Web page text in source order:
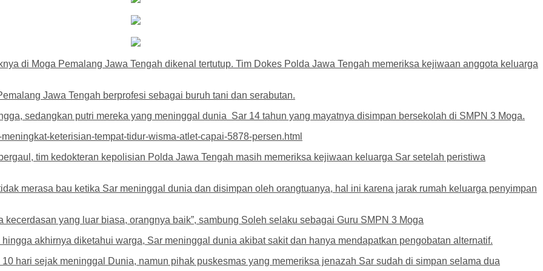
di Moga Pemalang Jawa Tengah dikenal tertutup. Tim Dokes Polda Jawa Tengah memeriksa kejiwaan anggota keluarga
Jawa Tengah berprofesi sebagai buruh tani dan serabutan.
sedangkan putri mereka yang meninggal dunia Sar 14 tahun yang mayatnya disimpan bersekolah di SMPN 3 Moga.
keterisian-tempat-tidur-wisma-atlet-capai-5878-persen.html
tim kedokteran kepolisian Polda Jawa Tengah masih memeriksa kejiwaan keluarga Sar setelah peristiwa
merasa bau ketika Sar meninggal dunia dan disimpan oleh orangtuanya, hal ini karena jarak rumah keluarga penyimpan
yang luar biasa, orangnya baik”, sambung Soleh selaku sebagai Guru SMPN 3 Moga
akhirnya diketahui warga, Sar meninggal dunia akibat sakit dan hanya mendapatkan pengobatan alternatif.
hari sejak meninggal Dunia, namun pihak puskesmas yang memeriksa jenazah Sar sudah di simpan selama dua